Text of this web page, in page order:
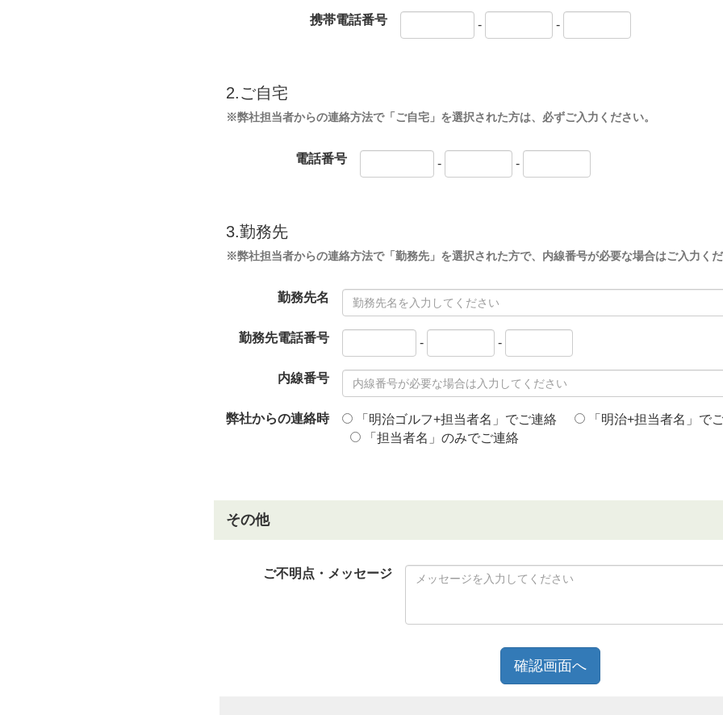
携帯電話番号 - -
2.ご自宅
※弊社担当者からの連絡方法で「ご自宅」を選択された方は、必ずご入力ください。
電話番号 - -
3.勤務先
※弊社担当者からの連絡方法で「勤務先」を選択された方で、内線番号が必要な場合はご入力く
勤務先名
勤務先電話番号 - -
内線番号
弊社からの連絡時 「明治ゴルフ+担当者名」でご連絡
「明治+担当者名」で
「担当者名」のみでご連絡
その他
ご不明点・メッセージ